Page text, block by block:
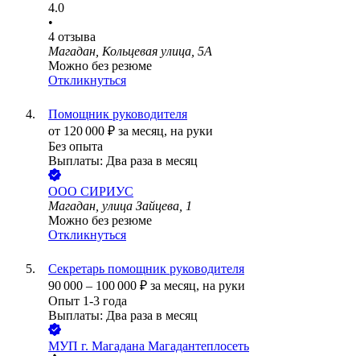
4.0
•
4 отзыва
Магадан, Кольцевая улица, 5А
Можно без резюме
Откликнуться
Помощник руководителя
от 120 000 ₽ за месяц, на руки
Без опыта
Выплаты: Два раза в месяц
ООО СИРИУС
Магадан, улица Зайцева, 1
Можно без резюме
Откликнуться
Секретарь помощник руководителя
90 000 – 100 000 ₽ за месяц, на руки
Опыт 1-3 года
Выплаты: Два раза в месяц
МУП г. Магадана Магадантеплосеть